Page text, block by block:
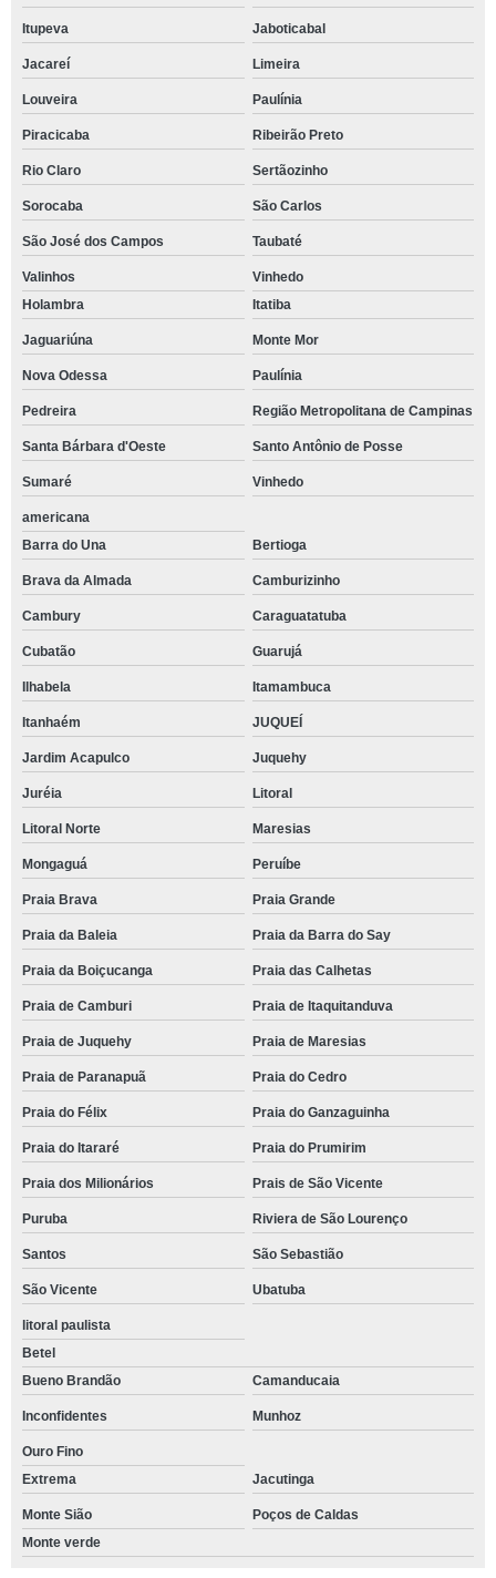
Itupeva Jaboticabal
Jacareí Limeira
Louveira Paulínia
Piracicaba Ribeirão Preto
Rio Claro Sertãozinho
Sorocaba São Carlos
São José dos Campos Taubaté
Valinhos
Vinhedo
Holambra
Itatiba
Jaguariúna Monte Mor
Nova Odessa Paulínia
Pedreira Região Metropolitana de Campinas
Santa Bárbara d'Oeste Santo Antônio de Posse
Sumaré Vinhedo
americana
Barra do Una
Bertioga
Brava da Almada Camburizinho
Cambury Caraguatatuba
Cubatão Guarujá
Ilhabela Itamambuca
Itanhaém JUQUEÍ
Jardim Acapulco Juquehy
Juréia Litoral
Litoral Norte Maresias
Mongaguá Peruíbe
Praia Brava Praia Grande
Praia da Baleia Praia da Barra do Say
Praia da Boiçucanga Praia das Calhetas
Praia de Camburi Praia de Itaquitanduva
Praia de Juquehy Praia de Maresias
Praia de Paranapuã Praia do Cedro
Praia do Félix Praia do Ganzaguinha
Praia do Itararé Praia do Prumirim
Praia dos Milionários Prais de São Vicente
Puruba Riviera de São Lourenço
Santos São Sebastião
São Vicente Ubatuba
litoral paulista
Betel
Bueno Brandão
Camanducaia
Inconfidentes Munhoz
Ouro Fino
Extrema
Jacutinga
Monte Sião
Poços de Caldas
Monte verde